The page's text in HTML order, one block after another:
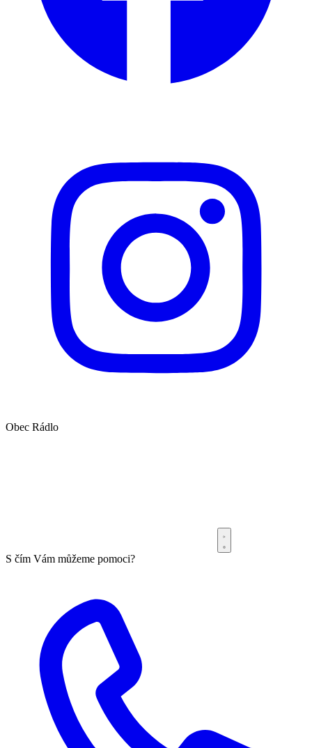
Obec Rádlo
S čím Vám můžeme pomoci?